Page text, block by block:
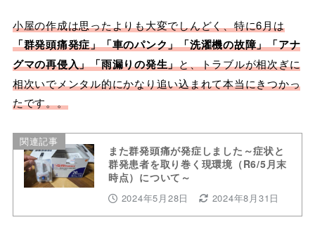
小屋の作成は思ったよりも大変でしんどく、特に6月は
「群発頭痛発症」「車のパンク」「洗濯機の故障」「アナ
グマの再侵入」「雨漏りの発生」と、トラブルが相次ぎに
相次いでメンタル的にかなり追い込まれて本当にきつかっ
たです。。
関連記事
また群発頭痛が発症しました～症状と
群発患者を取り巻く現環境（R6/5月末
時点）について～
2024年5月28日 2024年8月31日